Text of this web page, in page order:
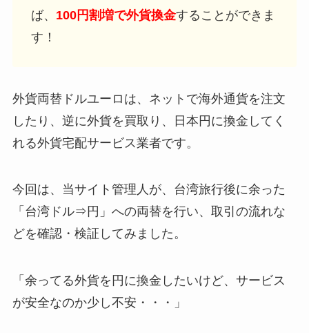
ば、 100円割増で外貨換金することができま
す！
外貨両替ドルユーロは、ネットで海外通貨を注文
したり、逆に外貨を買取り、日本円に換金してく
れる外貨宅配サービス業者です。
今回は、当サイト管理人が、台湾旅行後に余った
「台湾ドル⇒円」への両替を行い、取引の流れな
どを確認・検証してみました。
「余ってる外貨を円に換金したいけど、サービス
が安全なのか少し不安・・・」